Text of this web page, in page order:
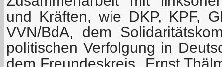
und Kräften, wie DKP, KPF,
VVN/BdA, dem
politischen Verfolgung in
dem Freundeskreis „Ernst